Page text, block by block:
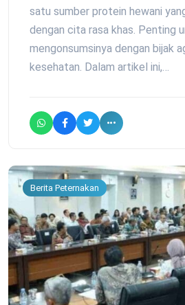
satu sumber protein hewani
dengan cita rasa khas. Penting
mengonsumsinya dengan bijak
kesehatan. Dalam artikel ini,…
Berita Peternakan